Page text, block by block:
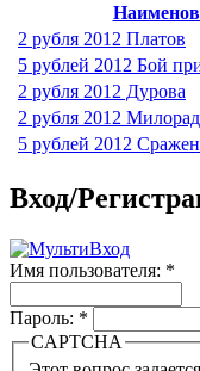
2 рубля 2012 Платов
5 рублей 2012 Бой
2 рубля 2012 Дурова
2 рубля 2012
5 рублей 2012
Вход/
Имя пользователя: *
Пароль: *
CAPTCHA